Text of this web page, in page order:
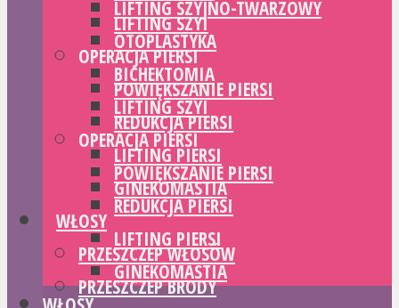
LIFTING SZYI
OPERACJA PIERSI
POWIĘKSZANIE PIERSI
REDUKCJA PIERSI
LIFTING PIERSI
GINEKOMASTIA
WŁOSY
PRZESZCZEP WŁOSÓW
PRZESZCZEP BRODY
LIFTING SZYJNO-TWARZOWY
OTOPLASTYKA
BICHEKTOMIA
LIFTING SZYI
OPERACJA PIERSI
POWIĘKSZANIE PIERSI
REDUKCJA PIERSI
LIFTING PIERSI
GINEKOMASTIA